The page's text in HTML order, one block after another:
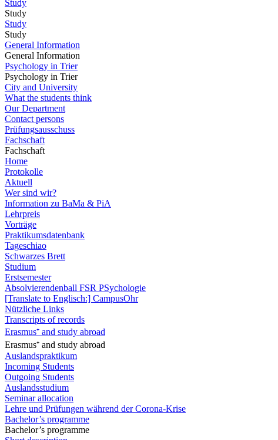
Study
Study
Study
Study
General Information
General Information
Psychology in Trier
Psychology in Trier
City and University
What the students think
Our Department
Contact persons
Prüfungsausschuss
Fachschaft
Fachschaft
Home
Protokolle
Aktuell
Wer sind wir?
Information zu BaMa & PiA
Lehrpreis
Vorträge
Praktikumsdatenbank
Tageschiao
Schwarzes Brett
Studium
Erstsemester
Absolvierendenball FSR PSychologie
[Translate to Englisch:] CampusOhr
Nützliche Links
Transcripts of records
Erasmus⁺ and study abroad
Erasmus⁺ and study abroad
Auslandspraktikum
Incoming Students
Outgoing Students
Auslandsstudium
Seminar allocation
Lehre und Prüfungen während der Corona-Krise
Bachelor’s programme
Bachelor’s programme